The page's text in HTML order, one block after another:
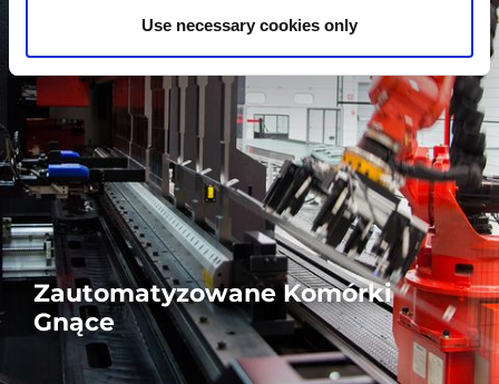
Use necessary cookies only
Zautomatyzowane Komórki
Gnące
Nasze stanowiska gnące są elastyczne i w pełni